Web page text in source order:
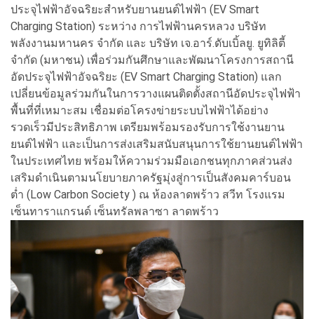
ประจุไฟฟ้าอัจฉริยะสำหรับยานยนต์ไฟฟ้า (EV Smart
Charging Station) ระหว่าง การไฟฟ้านครหลวง บริษัท
พลังงานมหานคร จำกัด และ บริษัท เจ.อาร์.ดับเบิ้ลยู. ยูทิลิตี้
จำกัด (มหาชน) เพื่อร่วมกันศึกษาและพัฒนาโครงการสถานี
อัดประจุไฟฟ้าอัจฉริยะ (EV Smart Charging Station) แลก
เปลี่ยนข้อมูลร่วมกันในการวางแผนติดตั้งสถานีอัดประจุไฟฟ้า
พื้นที่ที่เหมาะสม เชื่อมต่อโครงข่ายระบบไฟฟ้าได้อย่าง
รวดเร็วมีประสิทธิภาพ เตรียมพร้อมรองรับการใช้งานยาน
ยนต์ไฟฟ้า และเป็นการส่งเสริมสนับสนุนการใช้ยานยนต์ไฟฟ้า
ในประเทศไทย พร้อมให้ความร่วมมือเอกชนทุกภาคส่วนส่ง
เสริมดำเนินตามนโยบายภาครัฐมุ่งสู่การเป็นสังคมคาร์บอน
ต่ำ (Low Carbon Society ) ณ ห้องลาดพร้าว สวีท โรงแรม
เซ็นทาราแกรนด์ เซ็นทรัลพลาซา ลาดพร้าว